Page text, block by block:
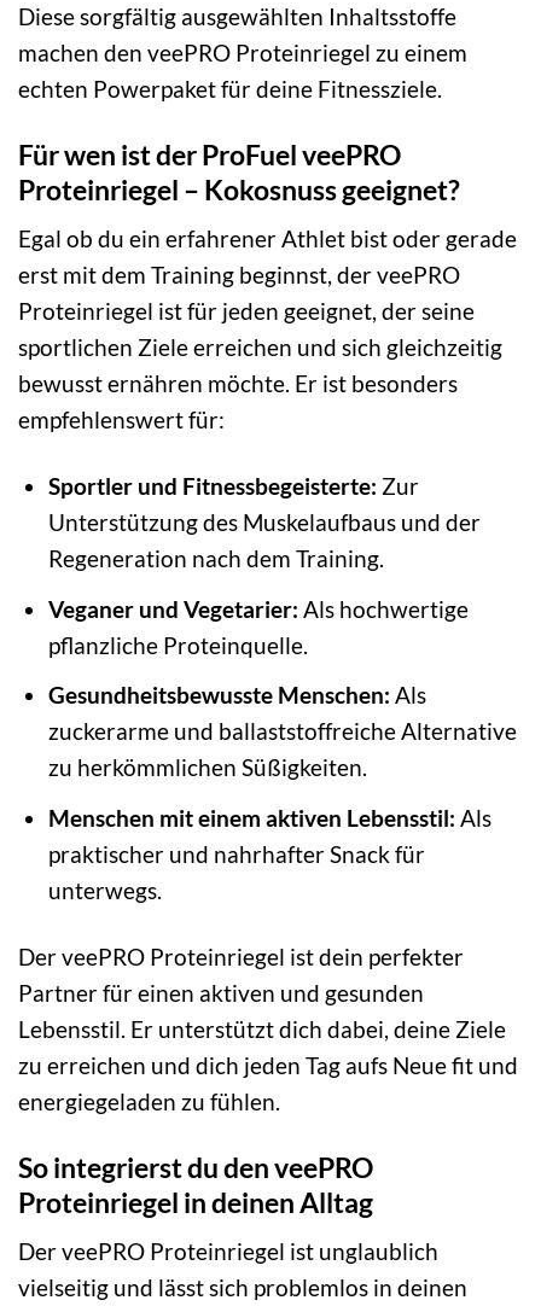
Diese sorgfältig ausgewählten Inhaltsstoffe
machen den veePRO Proteinriegel zu einem
echten Powerpaket für deine Fitnessziele.
Für wen ist der ProFuel veePRO
Proteinriegel – Kokosnuss geeignet?
Egal ob du ein erfahrener Athlet bist oder gerade
erst mit dem Training beginnst, der veePRO
Proteinriegel ist für jeden geeignet, der seine
sportlichen Ziele erreichen und sich gleichzeitig
bewusst ernähren möchte. Er ist besonders
empfehlenswert für:
Sportler und Fitnessbegeisterte: Zur
Unterstützung des Muskelaufbaus und der
Regeneration nach dem Training.
Veganer und Vegetarier: Als hochwertige
pflanzliche Proteinquelle.
Gesundheitsbewusste Menschen: Als
zuckerarme und ballaststoffreiche Alternative
zu herkömmlichen Süßigkeiten.
Menschen mit einem aktiven Lebensstil: Als
praktischer und nahrhafter Snack für
unterwegs.
Der veePRO Proteinriegel ist dein perfekter
Partner für einen aktiven und gesunden
Lebensstil. Er unterstützt dich dabei, deine Ziele
zu erreichen und dich jeden Tag aufs Neue fit und
energiegeladen zu fühlen.
So integrierst du den veePRO
Proteinriegel in deinen Alltag
Der veePRO Proteinriegel ist unglaublich
vielseitig und lässt sich problemlos in deinen